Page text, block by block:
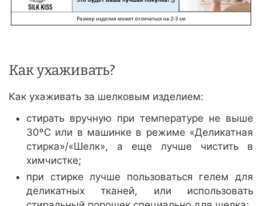
Как ухаживать?
Как ухаживать за шелковым изделием:
стирать вручную при температуре не выше
30ºС или в машинке в режиме «Деликатная
стирка»/«Шелк», а еще лучше чистить в
химчистке;
при стирке лучше пользоваться гелем для
деликатных тканей, или использовать